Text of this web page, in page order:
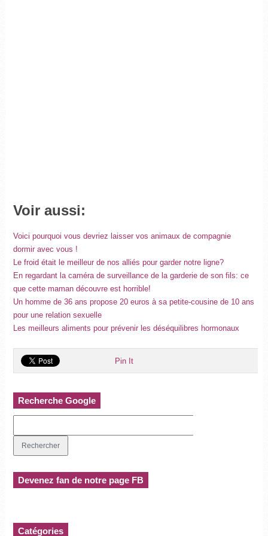
Voir aussi:
Voici pourquoi vous devriez laisser vos animaux de compagnie
dormir avec vous !
Le froid était le meilleur de nos alliés pour garder notre ligne?
En regardant la caméra de surveillance de la garderie de son fils: ce
que cette maman découvre est horrible!
Un homme de 36 ans propose 20 euros à sa petite-cousine de 10 ans
pour une relation sexuelle
Les meilleurs aliments pour prévenir les déséquilibres hormonaux
Pin It
Recherche Google
Devenez fan de notre page FB
Catégories